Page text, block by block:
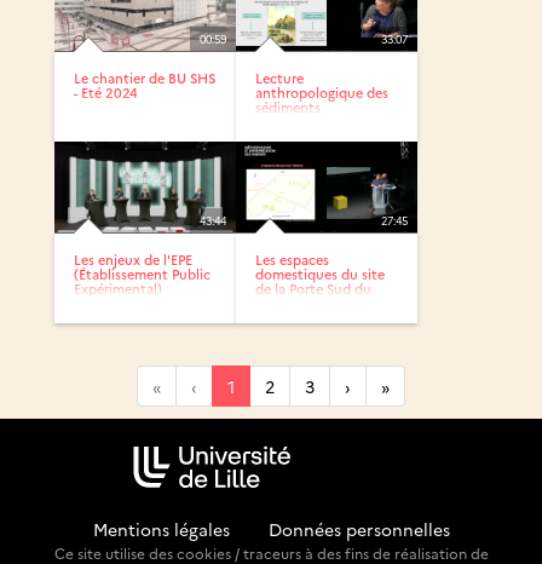
00:59
Le chantier de BU SHS
- Eté 2024
33:07
Lecture
anthropologique des
sédiments
43:44
Les enjeux de l'EPE
(Établissement Public
Expérimental)
27:45
Les espaces
domestiques du site
de la Porte Sud du
« ‹ 1 2 3 › »
Mentions légales Données personnelles
Ce site utilise des cookies / traceurs à des fins de réalisation de